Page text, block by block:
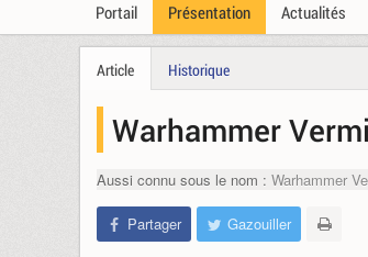
Portail Présentation Actualités
Article Historique
Warhammer
Aussi connu sous le nom : Warhammer
Partager Gazouiller